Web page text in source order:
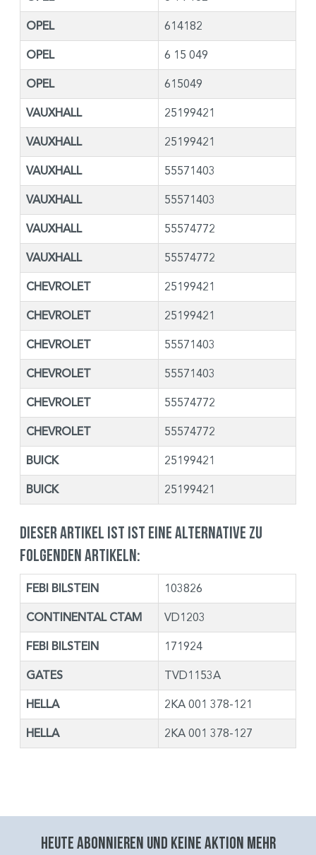
OPEL 614182
OPEL 6 15 049
OPEL 615049
VAUXHALL 25199421
VAUXHALL 25199421
VAUXHALL 55571403
VAUXHALL 55571403
VAUXHALL 55574772
VAUXHALL 55574772
CHEVROLET 25199421
CHEVROLET 25199421
CHEVROLET 55571403
CHEVROLET 55571403
CHEVROLET 55574772
CHEVROLET 55574772
BUICK 25199421
BUICK 25199421
Dieser Artikel ist ist eine Alternative zu
folgenden Artikeln:
FEBI BILSTEIN 103826
CONTINENTAL CTAM VD1203
FEBI BILSTEIN 171924
GATES TVD1153A
HELLA 2KA 001 378-121
HELLA 2KA 001 378-127
Heute abonnieren und keine aktion mehr